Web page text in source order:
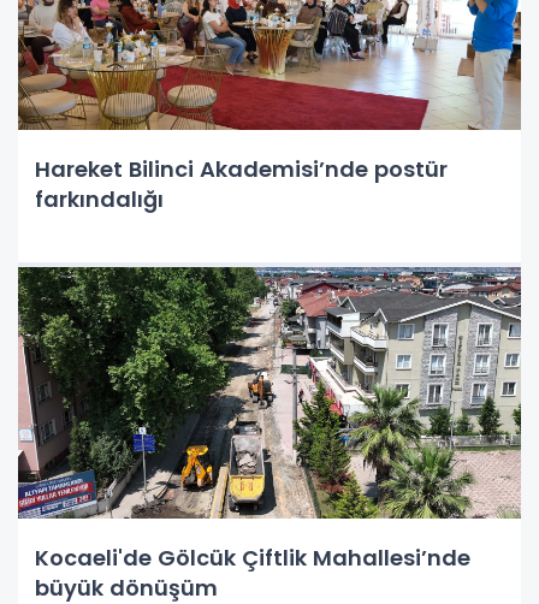
Hareket Bilinci Akademisi’nde postür
farkındalığı
Kocaeli'de Gölcük Çiftlik Mahallesi’nde
büyük dönüşüm